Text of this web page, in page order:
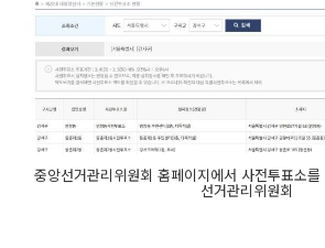
중앙선거관리위원회 홈페이지에서 사전투표소
선거관리위원회